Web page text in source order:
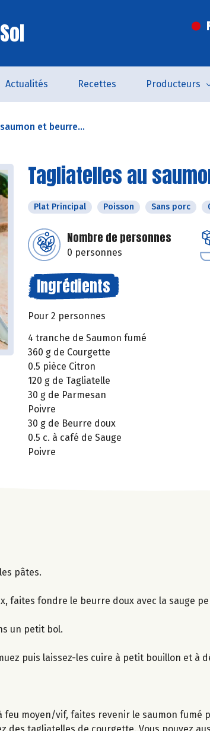
Actualités Recettes Producteurs
et beurre...
Tagliatelles au
Plat Principal Poisson Sans porc
Nombre de personnes
0 personnes
Ingrédients
Pour 2 personnes
4 tranche de Saumon fumé
360 g de Courgette
0.5 pièce Citron
120 g de Tagliatelle
30 g de Parmesan
Poivre
30 g de Beurre doux
0.5 c. à café de Sauge
Poivre
pâtes.
faites fondre le beurre doux avec la sauge
un petit bol.
puis laissez-les cuire à petit bouillon et à
feu moyen/vif, faites revenir le saumon fumé